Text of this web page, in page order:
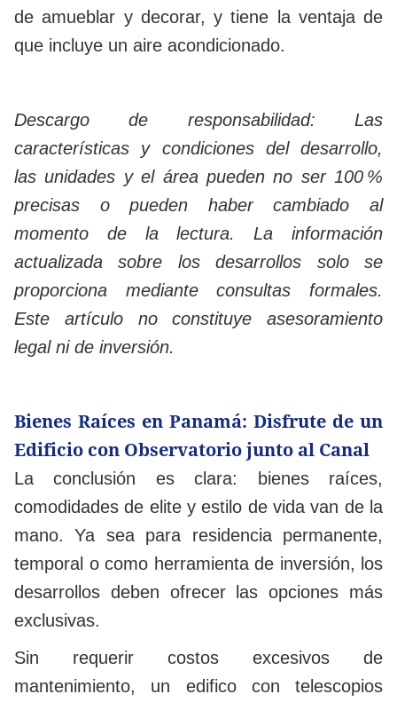
de amueblar y decorar, y tiene la ventaja de
que incluye un aire acondicionado.
Descargo de responsabilidad: Las
características y condiciones del desarrollo,
las unidades y el área pueden no ser 100 %
precisas o pueden haber cambiado al
momento de la lectura. La información
actualizada sobre los desarrollos solo se
proporciona mediante consultas formales.
Este artículo no constituye asesoramiento
legal ni de inversión.
Bienes Raíces en Panamá: Disfrute de un
Edificio con Observatorio junto al Canal
La conclusión es clara: bienes raíces,
comodidades de elite y estilo de vida van de la
mano. Ya sea para residencia permanente,
temporal o como herramienta de inversión, los
desarrollos deben ofrecer las opciones más
exclusivas.
Sin requerir costos excesivos de
mantenimiento, un edifico con telescopios